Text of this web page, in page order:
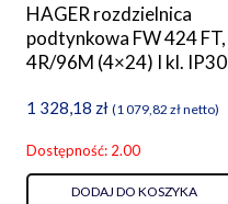
HAGER rozdzielnica
podtynkowa FW 424 FT,
4R/96M (4×24) I kl. IP30
1 328,18 zł (1 079,82 złnetto)
Dostępność: 2.00
DODAJ DO KOSZYKA